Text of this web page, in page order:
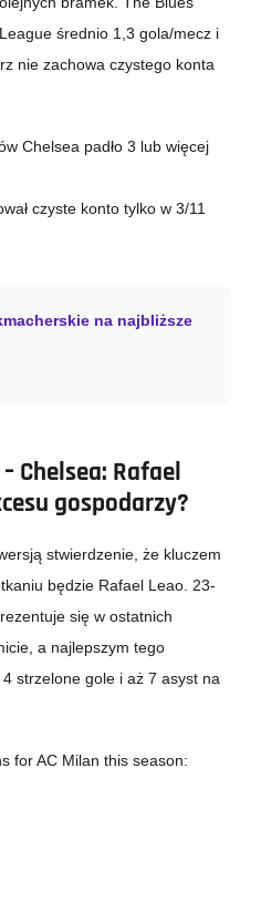
średnio 1,3 gola/mecz i
nie zachowa czystego konta
Chelsea padło 3 lub więcej
czyste konto tylko w 3/11
na najbliższe
Chelsea: Rafael
gospodarzy?
stwierdzenie, że kluczem
będzie Rafael Leao. 23-
się w ostatnich
a najlepszym tego
strzelone gole i aż 7 asyst na
for AC Milan this season: